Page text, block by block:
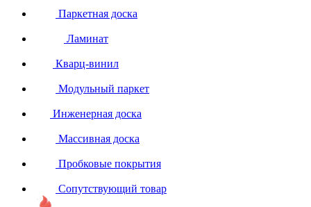
Паркетная доска
Ламинат
Кварц-винил
Модульный паркет
Инженерная доска
Массивная доска
Пробковые покрытия
Сопутствующий товар